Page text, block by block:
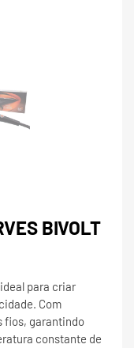
BIVOLT
para criar
Com
fios, garantindo
constante de